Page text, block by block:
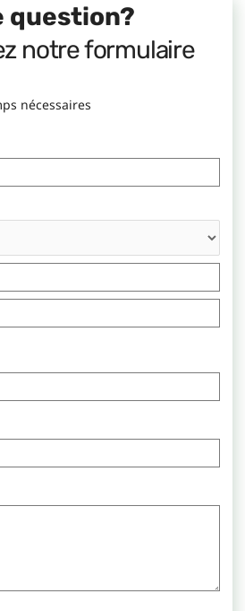
question?
notre formulaire
nécessaires